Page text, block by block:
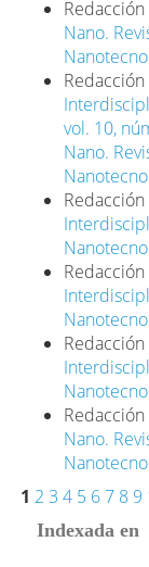
Redacción
Nano.
Redacción
vol. 10,
Nano.
Redacción
Redacción
Redacción
Redacción
Nano.
1 2 3 4 5 6 7 8 9
Indexada en